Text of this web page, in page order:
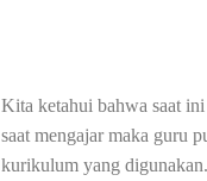
Kita ketahui bahwa saat
saat mengajar maka guru
kurikulum yang